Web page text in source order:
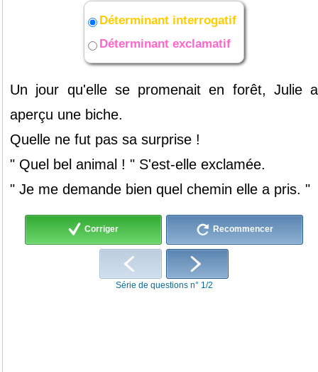
Déterminant interrogatif
Déterminant exclamatif
Un jour qu'elle se promenait en forêt, Julie a
aperçu une biche.
Quelle ne fut pas sa surprise !
" Quel bel animal ! " S'est-elle exclamée.
" Je me demande bien quel chemin elle a pris. "
Corriger Recommencer
Série de questions n° 1/2